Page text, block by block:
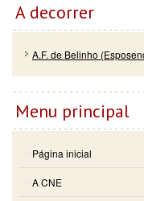
A decorrer
A.F. de Belinho
Menu principal
Página inicial
A CNE